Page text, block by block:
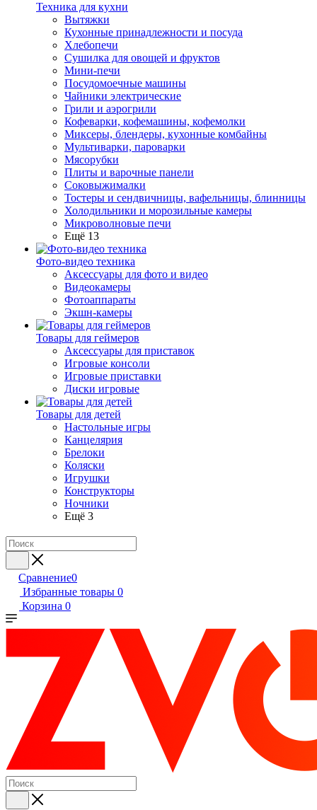
Техника для кухни
Вытяжки
Кухонные принадлежности и посуда
Хлебопечи
Сушилка для овощей и фруктов
Мини-печи
Посудомоечные машины
Чайники электрические
Грили и аэрогрили
Кофеварки, кофемашины, кофемолки
Миксеры, блендеры, кухонные комбайны
Мультиварки, пароварки
Мясорубки
Плиты и варочные панели
Соковыжималки
Тостеры и сендвичницы, вафельницы, блинницы
Холодильники и морозильные камеры
Микроволновые печи
Ещё 13
Фото-видео техника
Аксессуары для фото и видео
Видеокамеры
Фотоаппараты
Экшн-камеры
Товары для геймеров
Аксессуары для приставок
Игровые консоли
Игровые приставки
Диски игровые
Товары для детей
Настольные игры
Канцелярия
Брелоки
Коляски
Игрушки
Конструкторы
Ночники
Ещё 3
Сравнение0
Избранные товары 0
Корзина 0